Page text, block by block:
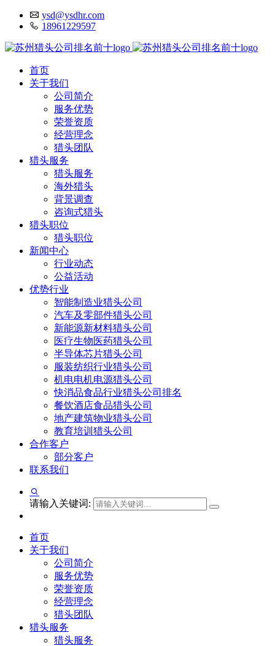
ysd@ysdhr.com
18961229597
首页
关于我们
公司简介
服务优势
荣誉资质
经营理念
猎头团队
猎头服务
猎头服务
海外猎头
背景调查
咨询式猎头
猎头职位
猎头职位
新闻中心
行业动态
公益活动
优势行业
智能制造业猎头公司
汽车及零部件猎头公司
新能源新材料猎头公司
医疗生物医药猎头公司
半导体芯片猎头公司
服装纺织行业猎头公司
机电电机电源猎头公司
快消品食品行业猎头公司排名
餐饮酒店食品猎头公司
地产建筑物业猎头公司
教育培训猎头公司
合作客户
部分客户
联系我们
请输入关键词:
首页
关于我们
公司简介
服务优势
荣誉资质
经营理念
猎头团队
猎头服务
猎头服务